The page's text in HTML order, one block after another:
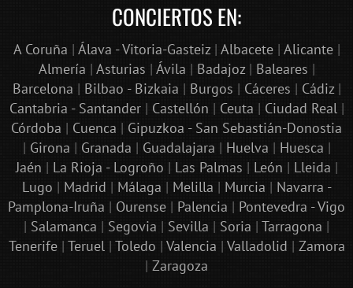
CONCIERTOS EN:
A Coruña | Álava - Vitoria-Gasteiz| Albacete| Alicante|
Almería | Asturias | Ávila | Badajoz| Baleares |
Barcelona | Bilbao - Bizkaia | Burgos | Cáceres | Cádiz|
Cantabria - Santander| Castellón | Ceuta | Ciudad Real |
Córdoba | Cuenca | Gipuzkoa - San Sebastián-Donostia
| Girona | Granada | Guadalajara | Huelva | Huesca |
Jaén | La Rioja - Logroño | Las Palmas | León | Lleida |
Lugo | Madrid | Málaga | Melilla | Murcia | Navarra -
Pamplona-Iruña | Ourense | Palencia | Pontevedra - Vigo
| Salamanca | Segovia | Sevilla | Soria | Tarragona |
Tenerife| Teruel | Toledo | Valencia | Valladolid | Zamora
| Zaragoza